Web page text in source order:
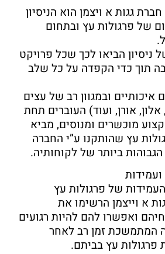
גגות א ויצמן הוא הניסיון
של פרגולות עץ ובתחום
שנים של ניסיון הביאו לכך שכל פרויקט
תוך כדי הקפדה על כל שלב
איכותיים ובמגוון רב של עצים
אורן, ועוד) העוברים תחת
מוכשרים ומנוסים, מביא
עץ שהותקנו ע”י החברה
ביותר של לקוחותיה.
של פרגולות עץ
א וייצמן הרשימו את
ואפשרו להם להיות רגועים
המתמשכת זמן רב לאחר
עץ בביתם.